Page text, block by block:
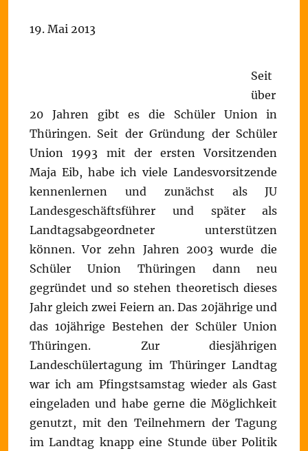
19. Mai 2013
Seit
über
20 Jahren gibt es die Schüler Union in
Thüringen. Seit der Gründung der Schüler
Union 1993 mit der ersten Vorsitzenden
Maja Eib, habe ich viele Landesvorsitzende
kennenlernen und zunächst als JU
Landesgeschäftsführer und später als
Landtagsabgeordneter unterstützen
können. Vor zehn Jahren 2003 wurde die
Schüler Union Thüringen dann neu
gegründet und so stehen theoretisch dieses
Jahr gleich zwei Feiern an. Das 20jährige und
das 10jährige Bestehen der Schüler Union
Thüringen. Zur diesjährigen
Landeschülertagung im Thüringer Landtag
war ich am Pfingstsamstag wieder als Gast
eingeladen und habe gerne die Möglichkeit
genutzt, mit den Teilnehmern der Tagung
im Landtag knapp eine Stunde über Politik